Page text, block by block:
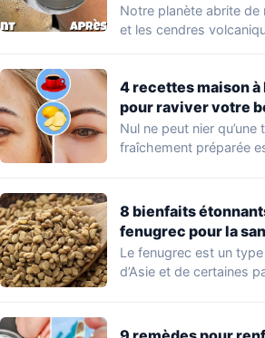
Notre planète abrite
et les cendres
4 recettes maison à
pour raviver votre
Nul ne peut nier
fraîchement préparée
8 bienfaits
fenugrec pour la
Le fenugrec est un
d’Asie et de certaines